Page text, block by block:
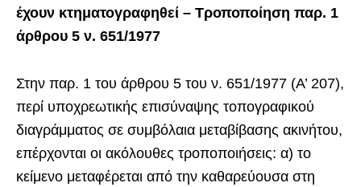
έχουν κτηματογραφηθεί – Τροποποίηση παρ. 1
άρθρου 5 ν. 651/1977
Στην παρ. 1 του άρθρου 5 του ν. 651/1977 (Α’ 207),
περί υποχρεωτικής επισύναψης τοπογραφικού
διαγράμματος σε συμβόλαια μεταβίβασης ακινήτου,
επέρχονται οι ακόλουθες τροποποιήσεις: α) το
κείμενο μεταφέρεται από την καθαρεύουσα στη